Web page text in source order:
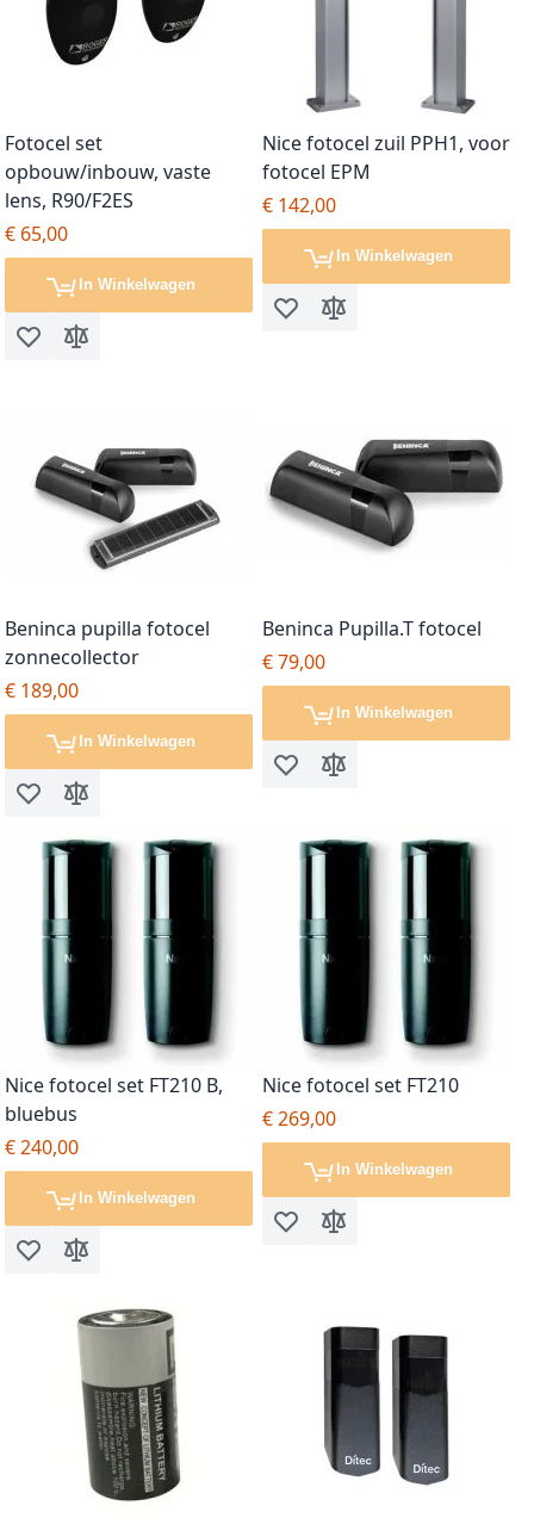
Fotocel set
opbouw/inbouw, vaste
lens, R90/F2ES
€ 65,00
In Winkelwagen
Voeg toe aan verlanglijst
Toevoegen om te vergelijken
Nice fotocel zuil PPH1, voor
fotocel EPM
€ 142,00
In Winkelwagen
Voeg toe aan verlanglijst
Toevoegen om te
Beninca pupilla fotocel
zonnecollector
€ 189,00
In Winkelwagen
Voeg toe aan verlanglijst
Toevoegen om te vergelijken
Beninca Pupilla.T fotocel
€ 79,00
In Winkelwagen
Voeg toe aan verlanglijst
Toevoegen om te
Nice fotocel set FT210 B,
bluebus
€ 240,00
In Winkelwagen
Voeg toe aan verlanglijst
Toevoegen om te vergelijken
Nice fotocel set FT210
€ 269,00
In Winkelwagen
Voeg toe aan verlanglijst
Toevoegen om te